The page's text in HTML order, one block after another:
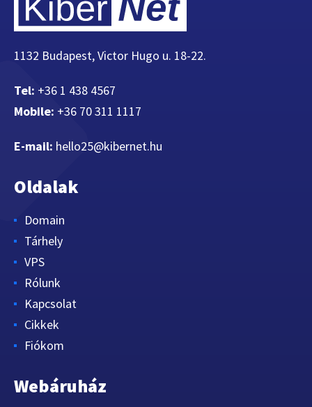
1132 Budapest, Victor Hugo u. 18-22.
Tel: +36 1 438 4567
Mobile: +36 70 311 1117
E-mail: hello25@kibernet.hu
Oldalak
Domain
Tárhely
VPS
Rólunk
Kapcsolat
Cikkek
Fiókom
Webáruház